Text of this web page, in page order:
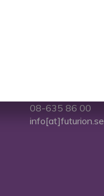
08-635 86 00
info[at]futurion.se